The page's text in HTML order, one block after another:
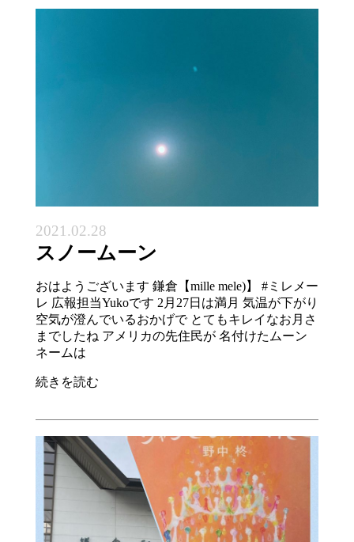
2021.02.28
スノームーン
おはようございます 鎌倉【mille mele)】 #ミレメー
レ 広報担当Yukoです 2月27日は満月 気温が下がり
空気が澄んでいるおかげで とてもキレイなお月さ
までしたね アメリカの先住民が 名付けたムーン
ネームは
続きを読む